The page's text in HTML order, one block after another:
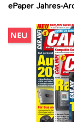
ePaper Jahres-